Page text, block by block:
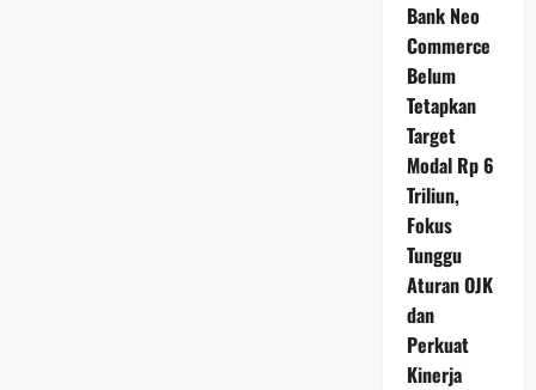
Bank Neo
Commerce
Belum
Tetapkan
Target
Modal Rp 6
Triliun,
Fokus
Tunggu
Aturan OJK
dan
Perkuat
Kinerja